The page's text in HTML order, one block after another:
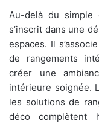
Au-delà du simple
s’inscrit dans une
espaces. Il
de rangements
créer une
intérieure soignée.
les solutions de
déco complètent